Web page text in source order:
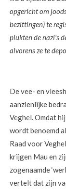
opgericht om
bezittingen) te
plukten de nazi's
alvorens ze te
De vee- en
aanzienlijke
Veghel. Omdat
wordt benoemd
Raad voor
krijgen Mau en
zogenaamde
vertelt dat zijn